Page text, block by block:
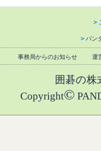
＞
＞ パン
事務局からのお知らせ 運
囲碁の
Copyright©